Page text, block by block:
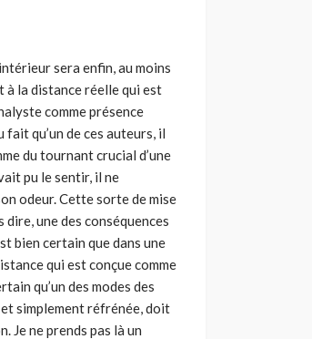
sera enfin, au moins
à la distance réelle qui est
comme présence
qu’un de ces auteurs, il
du tournant crucial d’une
pu le sentir, il ne
odeur. Cette sorte de mise
une des conséquences
bien certain que dans une
qui est conçue comme
qu’un des modes des
simplement réfrénée, doit
Je ne prends pas là un